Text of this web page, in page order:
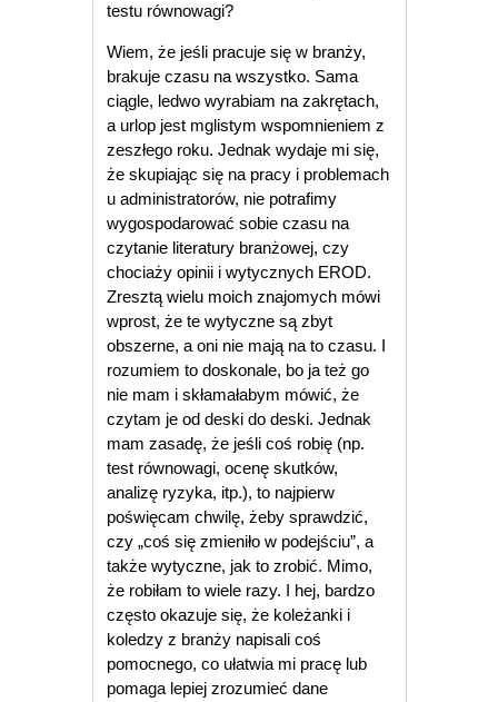
testu równowagi?
Wiem, że jeśli pracuje się w branży,
brakuje czasu na wszystko. Sama
ciągle, ledwo wyrabiam na zakrętach,
a urlop jest mglistym wspomnieniem z
zeszłego roku. Jednak wydaje mi się,
że skupiając się na pracy i problemach
u administratorów, nie potrafimy
wygospodarować sobie czasu na
czytanie literatury branżowej, czy
chociaży opinii i wytycznych EROD.
Zresztą wielu moich znajomych mówi
wprost, że te wytyczne są zbyt
obszerne, a oni nie mają na to czasu. I
rozumiem to doskonale, bo ja też go
nie mam i skłamałabym mówić, że
czytam je od deski do deski. Jednak
mam zasadę, że jeśli coś robię (np.
test równowagi, ocenę skutków,
analizę ryzyka, itp.), to najpierw
poświęcam chwilę, żeby sprawdzić,
czy „coś się zmieniło w podejściu”, a
także wytyczne, jak to zrobić. Mimo,
że robiłam to wiele razy. I hej, bardzo
często okazuje się, że koleżanki i
koledzy z branży napisali coś
pomocnego, co ułatwia mi pracę lub
pomaga lepiej zrozumieć dane